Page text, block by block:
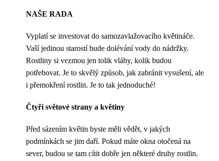
NAŠE RADA
Vyplatí se investovat do samozavlažovacího květináče.
Vaší jedinou starostí bude dolévání vody do nádržky.
Rostliny si vezmou jen tolik vláhy, kolik budou
potřebovat. Je to skvělý způsob, jak zabránit vysušení, ale
i přemokření rostlin. Je to tak jednoduché!
Čtyři světové strany a květiny
Před sázením květin byste měli vědět, v jakých
podmínkách se jim daří. Pokud máte okna otočená na
sever, budou se tam cítit dobře jen některé druhy rostlin.